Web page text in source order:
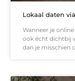
Lokaal daten
Wanneer je
ook écht dichtbij
dan je misschien